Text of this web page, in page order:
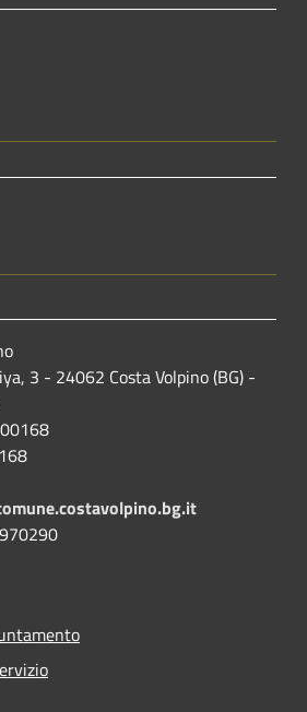
3 - 24062 Costa Volpino (BG) -